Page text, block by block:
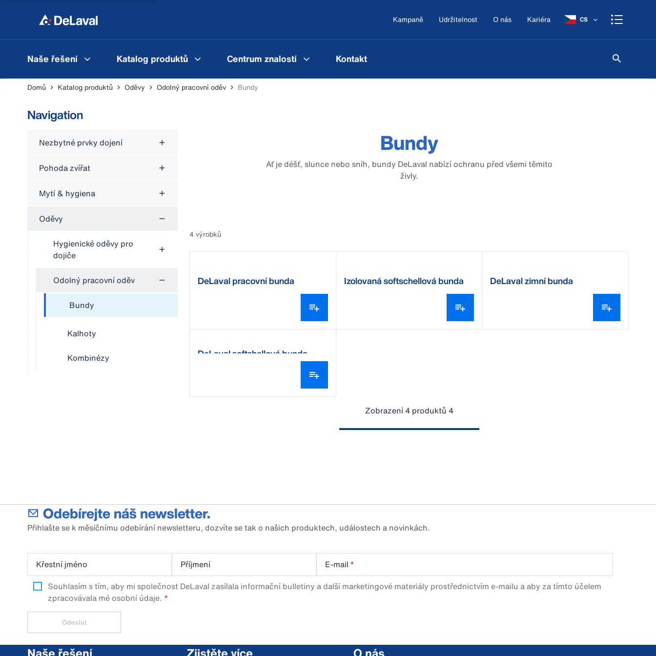
Kampaně Udržitelnost O nás Kariéra CS
Naše řešení Katalog produktů Centrum znalostí Kontakt
Domů Katalog produktů Oděvy Odolný pracovní oděv Bundy
Navigation
Nezbytné prvky dojení
Pohoda zvířat
Mytí & hygiena
Oděvy
Hygienické oděvy pro
dojiče
Odolný pracovní oděv
Bundy
Kalhoty
Kombinézy
Bundy
Ať je déšť, slunce nebo sníh, bundy DeLaval nabízí ochranu před všemi těmito
živly.
4 výrobků
DeLaval pracovní bunda
Izolovaná softschellová bunda
DeLaval zimní bunda
DeLaval softshellová bunda
Zobrazení 4 produktů 4
Odebírejte náš newsletter.
Přihlašte se k měsíčnímu odebírání newsletteru, dozvíte se tak o našich produktech, událostech a novinkách.
Křestní jméno Příjmení E-mail *
Souhlasím s tím, aby mi společnost DeLaval zasílala informační bulletiny a další marketingové materiály prostřednictvím e-mailu a aby za tímto účelem
zpracovávala mé osobní údaje.
Odeslat